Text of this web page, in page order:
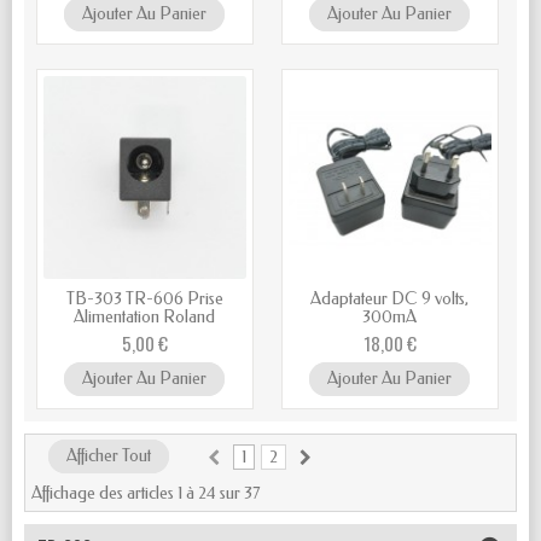
Ajouter Au Panier Ajouter Au Panier
TB-303 TR-606 Prise
Alimentation Roland
5,00 €
Ajouter Au Panier
Adaptateur DC 9 volts,
300mA
18,00 €
Ajouter Au Panier
Afficher Tout 1
2
Affichage des articles 1 à 24 sur 37